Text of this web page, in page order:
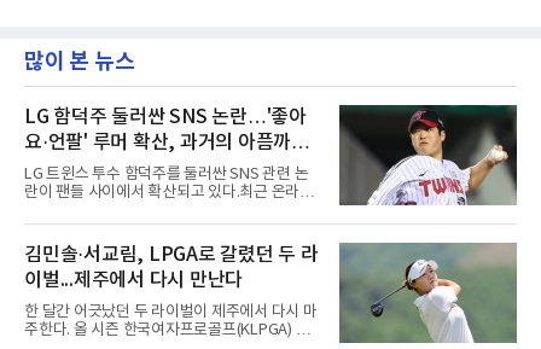
많이 본 뉴스
LG 함덕주 둘러싼 SNS 논란…'좋아
요·언팔' 루머 확산, 과거의 아픔까지
소환됐다
LG 트윈스 투수 함덕주를 둘러싼 SNS 관련 논
란이 팬들 사이에서 확산되고 있다.최근 온라인
동과 관련한 여러 소문이 퍼지면서, 과거 LG 이
적 이후 겪었던 일들까지 다시 주목받고 있다.일
각에서는 함덕주가 LG 공식 계정 '언팔' 및 관련
게시물을 정리하고 친정팀 두산 베어스 계정을
팔로우하고 두산과 관련된 흔적만 남겼다는 주
장이 나오고 있다. 또한 상대 팀 선수의 홈런 릴
스에 '좋아요'를 눌렀다는 이야기도 전해지고 있
김민솔·서교림, LPGA로 갈렸던 두 라
이벌...제주에서 다시 만난다
한 달간 어긋났던 두 라이벌이 제주에서 다시 마
주한다. 올 시즌 한국여자프로골프(KLPGA) 투